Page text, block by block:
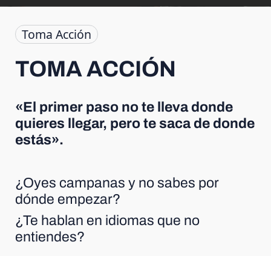
Toma Acción
TOMA ACCIÓN
«El primer paso no te lleva donde
quieres llegar, pero te saca de donde
estás».
¿Oyes campanas y no sabes por
dónde empezar?
¿Te hablan en idiomas que no
entiendes?